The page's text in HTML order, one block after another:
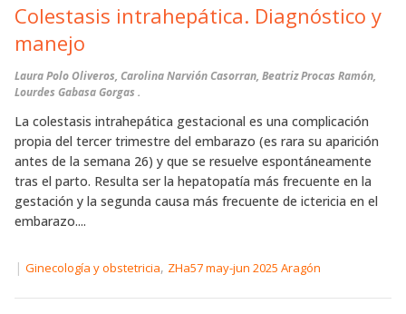
Colestasis intrahepática. Diagnóstico y
manejo
Laura Polo Oliveros, Carolina Narvión Casorran, Beatriz Procas Ramón,
Lourdes Gabasa Gorgas .
La colestasis intrahepática gestacional es una complicación
propia del tercer trimestre del embarazo (es rara su aparición
antes de la semana 26) y que se resuelve espontáneamente
tras el parto. Resulta ser la hepatopatía más frecuente en la
gestación y la segunda causa más frecuente de ictericia en el
embarazo....
| Ginecología y obstetricia, ZHa57 may-jun 2025 Aragón